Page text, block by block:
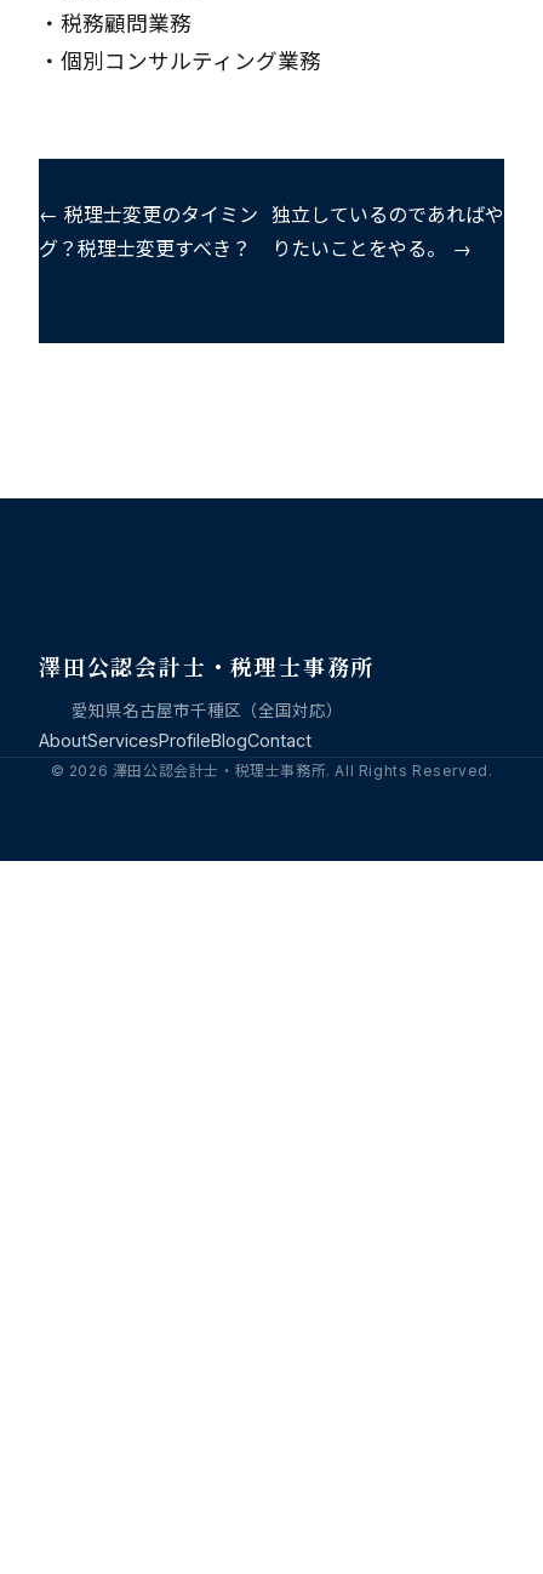
・ 税務顧問業務
・ 個別コンサルティング業務
← 税理士変更のタイミン
グ？税理士変更すべき？
独立しているのであればや
りたいことをやる。 →
澤田公認会計士・税理士事務所
愛知県名古屋市千種区（全国対応）
AboutServicesProfileBlogContact
© 2026 澤田公認会計士・税理士事務所. All Rights Reserved.